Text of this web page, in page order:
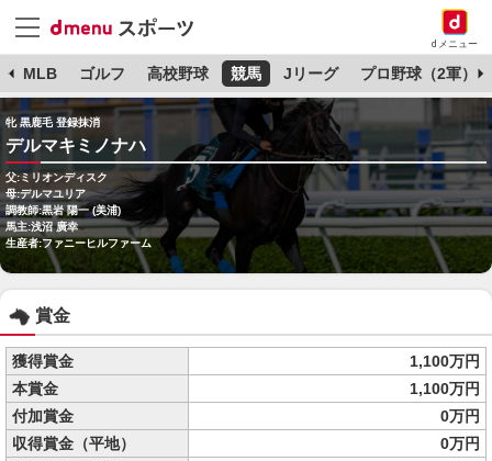
dメニュー
MLB ゴルフ 高校野球 競馬 Jリーグ プロ野球（2軍）
牝 黒鹿毛 登録抹消
デルマキミノナハ
父:ミリオンディスク
母:デルマユリア
調教師:黒岩 陽一 (美浦)
馬主:浅沼 廣幸
生産者:ファニーヒルファーム
賞金
獲得賞金
1,100万円
本賞金
1,100万円
付加賞金
0万円
収得賞金（平地）
0万円